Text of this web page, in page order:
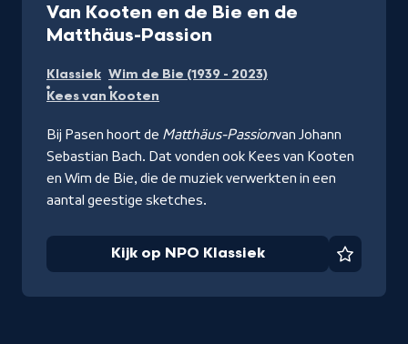
Van Kooten en de Bie en de
Matthäus-Passion
op
Klassiek
Klassiek Wim de Bie (1939 - 2023)
Kees van Kooten
Bij Pasen hoort de Matthäus-Passionvan Johann
Sebastian Bach. Dat vonden ook Kees van Kooten
en Wim de Bie, die de muziek verwerkten in een
aantal geestige sketches.
Kijk op NPO Klassiek